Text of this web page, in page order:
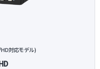
対応モデル)